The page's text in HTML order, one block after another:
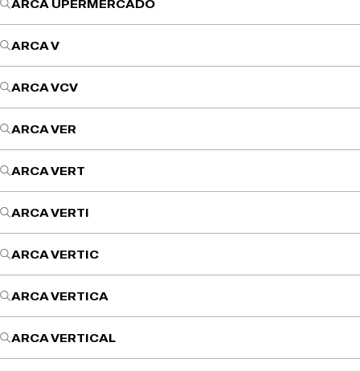
ARCA UPERMERCADO
ARCA V
ARCA VCV
ARCA VER
ARCA VERT
ARCA VERTI
ARCA VERTIC
ARCA VERTICA
ARCA VERTICAL